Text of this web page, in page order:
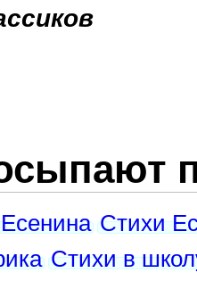
Стихи
Стихи в